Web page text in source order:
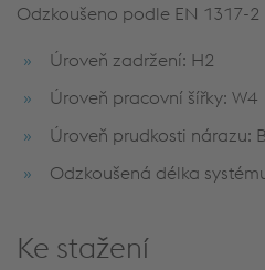
Odzkoušeno podle EN 1317-2
Úroveň zadržení: H2
Úroveň pracovní šířky: W4
Úroveň prudkosti nárazu: B
Odzkoušená délka
Ke stažení